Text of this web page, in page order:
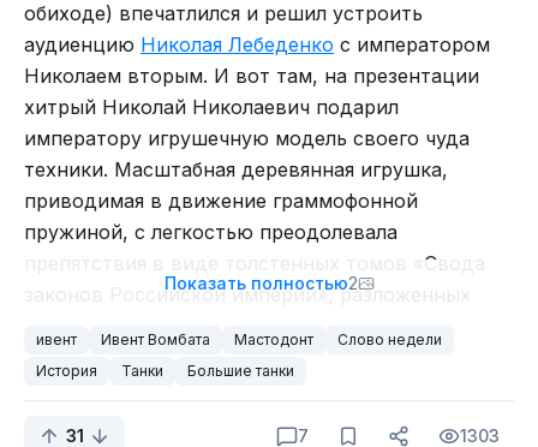
обиходе) впечатлился и решил устроить
аудиенцию Николая Лебеденко с императором
Николаем вторым. И вот там, на презентации
хитрый Николай Николаевич подарил
императору игрушечную модель своего чуда
техники. Масштабная деревянная игрушка,
приводимая в движение граммофонной
пружиной, с легкостью преодолевала
препятствия в виде толстенных томов «Свода
законов Российской империи», разложенных
Показать полностью2
ивент Ивент Вомбата Мастодонт
Слово недели
История
Танки Большие танки
31 7 1303